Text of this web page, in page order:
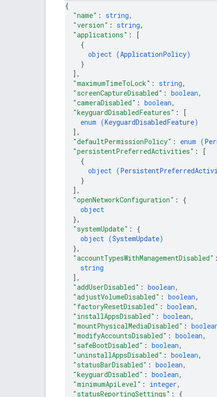
{
"name" : string,
"version" : string,
"applications" :
[
{
object (ApplicationPolicy)
}
] ,
"maximumTimeToLock" : string,
"screenCaptureDisabled" : boolean,
"cameraDisabled" : boolean,
"keyguardDisabledFeatures" :
[
enum (KeyguardDisabledFeature)
] ,
"defaultPermissionPolicy" : enum (
"persistentPreferredActivities" :
[
{
object (
}
] ,
"openNetworkConfiguration" : {
object
},
"systemUpdate" : {
object (SystemUpdate)
},
"accountTypesWithManagementDisabled"
string
] ,
"addUserDisabled" : boolean,
"adjustVolumeDisabled" : boolean,
"factoryResetDisabled" : boolean,
"installAppsDisabled" : boolean,
"mountPhysicalMediaDisabled" :
"modifyAccountsDisabled" : boolean,
"safeBootDisabled" : boolean,
"uninstallAppsDisabled" : boolean,
"statusBarDisabled" : boolean,
"keyguardDisabled" : boolean,
"minimumApiLevel" : integer,
"statusReportingSettings" : {